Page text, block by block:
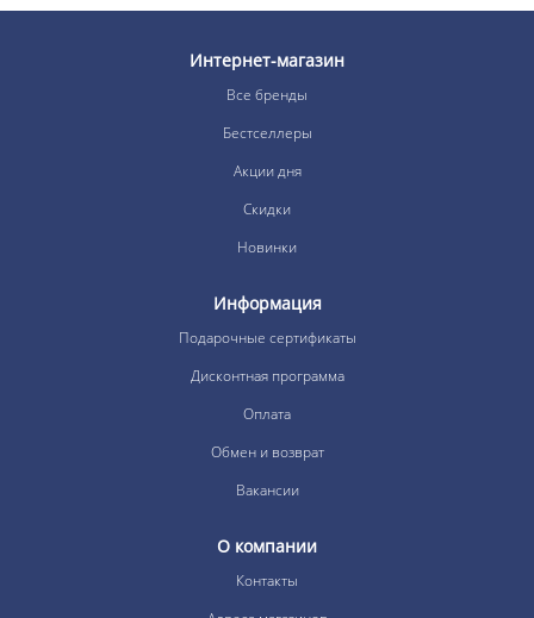
Интернет-магазин
Все бренды
Бестселлеры
Акции дня
Скидки
Новинки
Информация
Подарочные сертификаты
Дисконтная программа
Оплата
Обмен и возврат
Вакансии
О компании
Контакты